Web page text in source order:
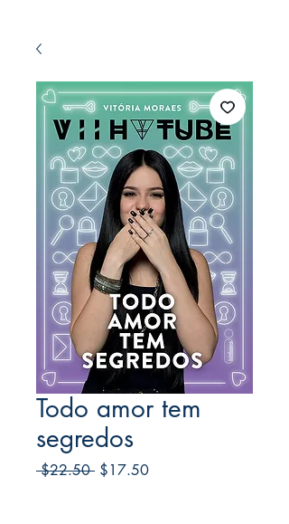
Todo amor tem
segredos
$22.50 Regular
$17.50Sale